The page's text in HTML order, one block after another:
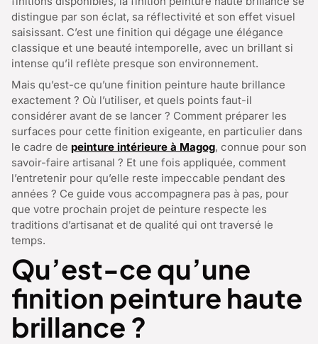
distingue par son éclat, sa réflectivité et son effet visuel
saisissant. C’est une finition qui dégage une élégance
classique et une beauté intemporelle, avec un brillant si
intense qu’il reflète presque son environnement.
Mais qu’est-ce qu’une finition peinture haute brillance
exactement ? Où l’utiliser, et quels points faut-il
considérer avant de se lancer ? Comment préparer les
surfaces pour cette finition exigeante, en particulier dans
le cadre de peinture intérieure à Magog, connue pour son
savoir-faire artisanal ? Et une fois appliquée, comment
l’entretenir pour qu’elle reste impeccable pendant des
années ? Ce guide vous accompagnera pas à pas, pour
que votre prochain projet de peinture respecte les
traditions d’artisanat et de qualité qui ont traversé le
temps.
Qu’est-ce qu’une
finition peinture haute
brillance ?